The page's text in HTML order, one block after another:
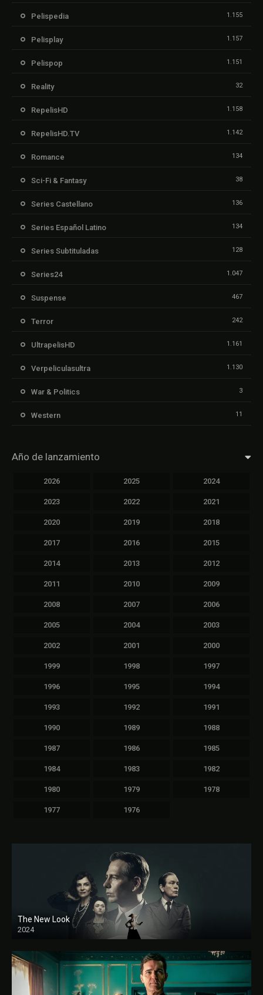
Pelispedia 1.155
Pelisplay 1.157
Pelispop 1.151
Reality 32
RepelisHD 1.158
RepelisHD.TV 1.142
Romance 134
Sci-Fi & Fantasy 38
Series Castellano 136
Series Español Latino 134
Series Subtituladas 128
Series24 1.047
Suspense 467
Terror 242
UltrapelisHD 1.161
Verpeliculasultra 1.130
War & Politics 3
Western 11
Año de lanzamiento
2026 2025 2024
2023 2022 2021
2020 2019 2018
2017 2016 2015
2014 2013 2012
2011 2010 2009
2008 2007 2006
2005 2004 2003
2002 2001 2000
1999 1998 1997
1996 1995 1994
1993 1992 1991
1990 1989 1988
1987 1986 1985
1984 1983 1982
1980 1979 1978
1977 1976
The New Look
2024